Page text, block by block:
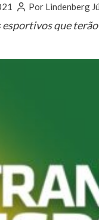
Por Lindenberg
esportivos que